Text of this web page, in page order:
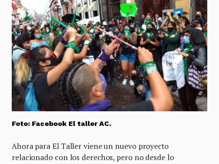
Foto: Facebook El taller AC.
Ahora para El Taller viene un nuevo proyecto
relacionado con los derechos, pero no desde lo